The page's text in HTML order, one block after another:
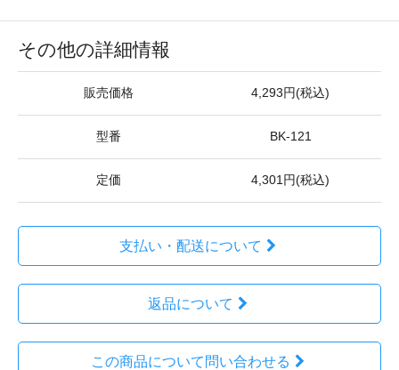
その他の詳細情報
販売価格 4,293円(税込)
型番 BK-121
定価 4,301円(税込)
支払い・配送について
返品について
この商品について問い合わせる